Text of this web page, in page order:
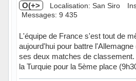
O(+> Localisation: San Siro
Messages: 9 435
L'équipe de France s'est tout de
aujourd'hui pour battre
ses deux matches de
la Turquie pour la 5ème place